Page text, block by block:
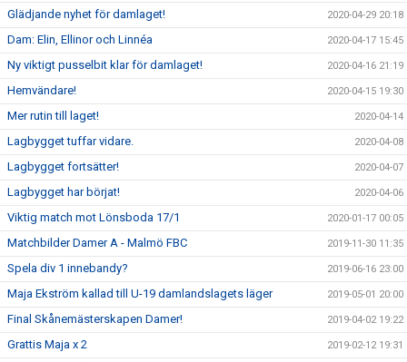
Glädjande nyhet för damlaget! 2020-04-29 20:18
Dam: Elin, Ellinor och Linnéa 2020-04-17 15:45
Ny viktigt pusselbit klar för damlaget! 2020-04-16 21:19
Hemvändare! 2020-04-15 19:30
Mer rutin till laget! 2020-04-14
Lagbygget tuffar vidare. 2020-04-08
Lagbygget fortsätter! 2020-04-07
Lagbygget har börjat! 2020-04-06
Viktig match mot Lönsboda 17/1 2020-01-17 00:05
Matchbilder Damer A - Malmö FBC 2019-11-30 11:35
Spela div 1 innebandy? 2019-06-16 23:00
Maja Ekström kallad till U-19 damlandslagets läger 2019-05-01 20:00
Final Skånemästerskapen Damer! 2019-04-02 19:22
Grattis Maja x 2 2019-02-12 19:31